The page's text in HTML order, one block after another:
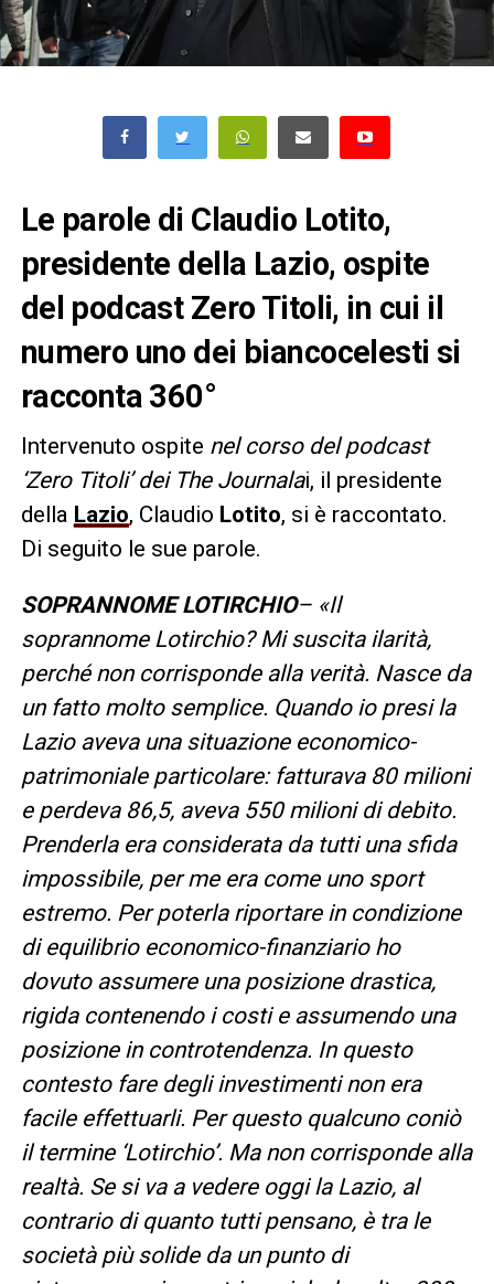
Le parole di Claudio Lotito,
presidente della Lazio, ospite
del podcast Zero Titoli, in cui il
numero uno dei biancocelesti si
racconta 360°
Intervenuto ospite nel corso del podcast
‘Zero Titoli’ dei The Journalai, il presidente
della Lazio, Claudio Lotito, si è raccontato.
Di seguito le sue parole.
SOPRANNOME LOTIRCHIO– «Il
soprannome Lotirchio? Mi suscita ilarità,
perché non corrisponde alla verità. Nasce da
un fatto molto semplice. Quando io presi la
Lazio aveva una situazione economico-
patrimoniale particolare: fatturava 80 milioni
e perdeva 86,5, aveva 550 milioni di debito.
Prenderla era considerata da tutti una sfida
impossibile, per me era come uno sport
estremo. Per poterla riportare in condizione
di equilibrio economico-finanziario ho
dovuto assumere una posizione drastica,
rigida contenendo i costi e assumendo una
posizione in controtendenza. In questo
contesto fare degli investimenti non era
facile effettuarli. Per questo qualcuno coniò
il termine ‘Lotirchio’. Ma non corrisponde alla
realtà. Se si va a vedere oggi la Lazio, al
contrario di quanto tutti pensano, è tra le
società più solide da un punto di